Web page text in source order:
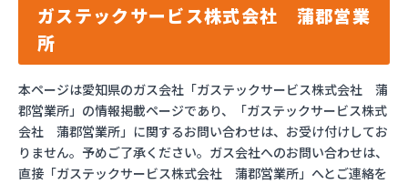
ガステックサービス株式会社 蒲郡営業
所
本ページは愛知県のガス会社「ガステックサービス株式会社 蒲
郡営業所」の情報掲載ページであり、「ガステックサービス株式
会社 蒲郡営業所」に関するお問い合わせは、お受け付けしてお
りません。予めご了承ください。ガス会社へのお問い合わせは、
直接「ガステックサービス株式会社 蒲郡営業所」へとご連絡を